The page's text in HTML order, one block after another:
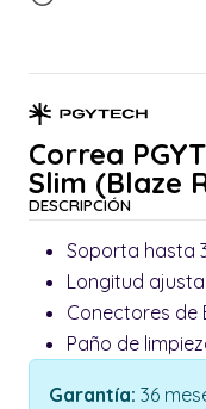
Correa
Slim (Blaze
DESCRIPCIÓN
Soporta hasta
Longitud
Conectores de
Paño de
Garantía: 36